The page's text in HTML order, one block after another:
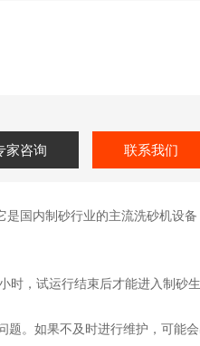
家咨询 联系我们
国内制砂行业的主流洗砂机设备
，试运行结束后才能进入制砂生
题。如果不及时进行维护，可能